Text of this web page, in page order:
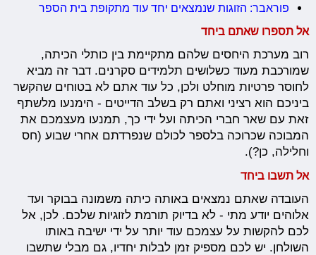
פוראבר: הזוגות שנמצאים יחד עוד מתקופת בית הספר
אל תספרו שאתם ביחד
רוב מערכת היחסים שלהם מתקיימת בין כותלי הכיתה,
שמורכבת מעוד כשלושים תלמידים סקרנים. דבר זה מביא
לחוסר פרטיות מוחלט ולכן, כל עוד אתם לא בטוחים שהקשר
ביניכם הוא רציני ואתם רק בשלב הדייטים - הימנעו מלשתף
זאת עם שאר חברי הכיתה ועל ידי כך, תמנעו מעצמכם את
המבוכה שכרוכה בלספר לכולם שנפרדתם אחרי שבוע (חס
וחלילה, כן?).
אל תשבו ביחד
העובדה שאתם נמצאים באותה כיתה משמונה בבוקר ועד
אלוהים יודע מתי - לא בדיוק תורמת לזוגיות שלכם. לכן, אל
לכם להקשות על עצמכם עוד יותר על ידי ישיבה באותו
השולחן. יש לכם מספיק זמן לבלות יחדיו, גם מבלי שתשבו